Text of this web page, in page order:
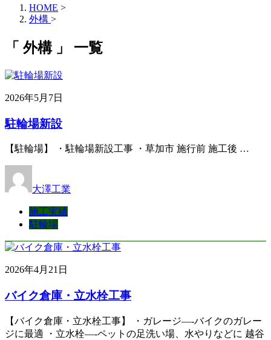
HOME >
外構 >
「 外構 」 一覧
2026年5月7日
駐輪場新設
【駐輪場】 ・駐輪場新設工事 ・草加市 施行前 施工後 …
大澤工業
施工実績
駐輪場
2026年4月21日
バイク倉庫・立水栓工事
【バイク倉庫・立水栓工事】 ・ガレージ—-バイクのガレー
ジに最適 ・立水栓—-ペットの足洗い場、水やりなどに 越谷